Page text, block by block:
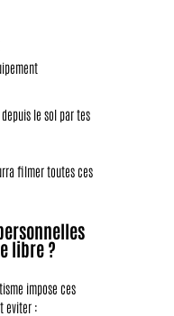
le sol par tes
filmer toutes ces
libre ?
impose ces
eviter :